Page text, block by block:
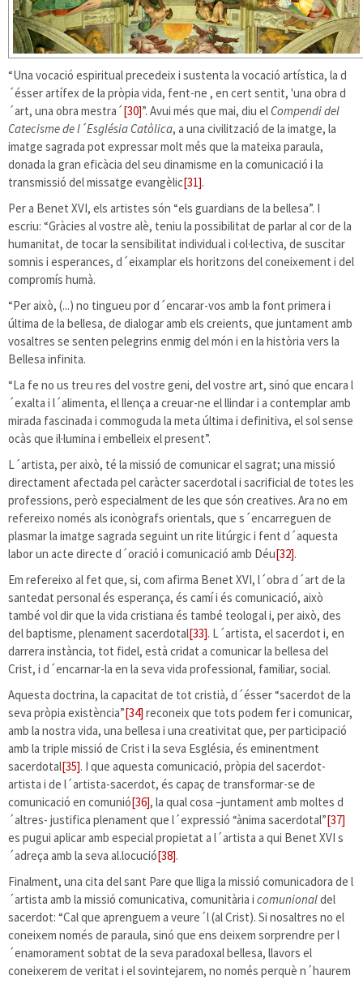
“Una vocació espiritual precedeix i sustenta la vocació artística, la d
´ésser artífex de la pròpia vida, fent-ne , en cert sentit, 'una obra d
´art, una obra mestra´[30]”. Avui més que mai, diu el Compendi del
Catecisme de l´Església Catòlica, a una civilització de la imatge, la
imatge sagrada pot expressar molt més que la mateixa paraula,
donada la gran eficàcia del seu dinamisme en la comunicació i la
transmissió del missatge evangèlic[31].
Per a Benet XVI, els artistes són “els guardians de la bellesa”. I
escriu: “Gràcies al vostre alè, teniu la possibilitat de parlar al cor de la
humanitat, de tocar la sensibilitat individual i col·lectiva, de suscitar
somnis i esperances, d´eixamplar els horitzons del coneixement i del
compromís humà.
“Per això, (...) no tingueu por d´encarar-vos amb la font primera i
última de la bellesa, de dialogar amb els creients, que juntament amb
vosaltres se senten pelegrins enmig del món i en la història vers la
Bellesa infinita.
“La fe no us treu res del vostre geni, del vostre art, sinó que encara l
´exalta i l´alimenta, el llença a creuar-ne el llindar i a contemplar amb
mirada fascinada i commoguda la meta última i definitiva, el sol sense
ocàs que il·lumina i embelleix el present”.
L´artista, per això, té la missió de comunicar el sagrat; una missió
directament afectada pel caràcter sacerdotal i sacrificial de totes les
professions, però especialment de les que són creatives. Ara no em
refereixo només als iconògrafs orientals, que s´encarreguen de
plasmar la imatge sagrada seguint un rite litúrgic i fent d´aquesta
labor un acte directe d´oració i comunicació amb Déu[32].
Em refereixo al fet que, si, com afirma Benet XVI, l´obra d´art de la
santedat personal és esperança, és camí i és comunicació, això
també vol dir que la vida cristiana és també teologal i, per això, des
del baptisme, plenament sacerdotal[33]. L´artista, el sacerdot i, en
darrera instància, tot fidel, està cridat a comunicar la bellesa del
Crist, i d´encarnar-la en la seva vida professional, familiar, social.
Aquesta doctrina, la capacitat de tot cristià, d´ésser “sacerdot de la
seva pròpia existència”[34] reconeix que tots podem fer i comunicar,
amb la nostra vida, una bellesa i una creativitat que, per participació
amb la triple missió de Crist i la seva Església, és eminentment
sacerdotal[35]. I que aquesta comunicació, pròpia del sacerdot-
artista i de l´artista-sacerdot, és capaç de transformar-se de
comunicació en comunió[36], la qual cosa –juntament amb moltes d
´altres- justifica plenament que l´expressió “ànima sacerdotal”[37]
es pugui aplicar amb especial propietat a l´artista a qui Benet XVI s
´adreça amb la seva al.locució[38].
Finalment, una cita del sant Pare que lliga la missió comunicadora de l
´artista amb la missió comunicativa, comunitària i comunionaldel
sacerdot: “Cal que aprenguem a veure´l (al Crist). Si nosaltres no el
coneixem només de paraula, sinó que ens deixem sorprendre per l
´enamorament sobtat de la seva paradoxal bellesa, llavors el
coneixerem de veritat i el sovintejarem, no només perquè n´haurem